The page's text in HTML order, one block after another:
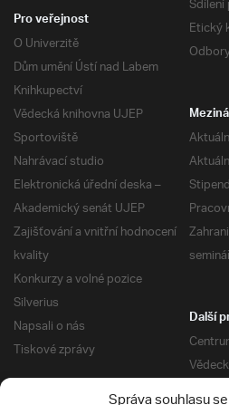
Etický
Pro veřejnost
O Univerzitě
Dům umění Ústí nad Labem
Knihkupectví
Vědecká knihovna UJEP
Sportoviště
Nahrávací studio
Elektronická úřední deska –
Akademický senát UJEP
Zajišťování a vnitřní hodnocení
kvality
Konkurzy a volné pozice
Silverius
Napsali o nás
Tiskové zprávy
Další